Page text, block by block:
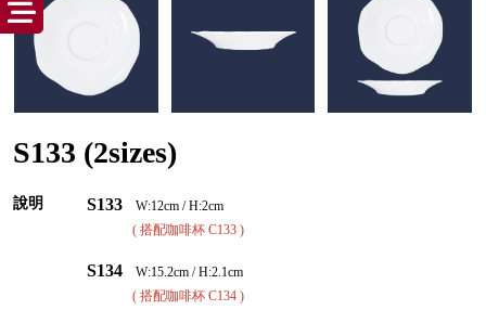
S133 (2sizes)
說明 S133
W:12cm / H:2cm
( 搭配咖啡杯 C133 )
S134
W:15.2cm / H:2.1cm
( 搭配咖啡杯 C134 )